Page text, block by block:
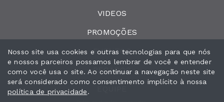
VIDEOS
PROMOÇÕES
EVENTOS
RECADOS
Nosso site usa cookies e outras tecnologias para que nós
e nossos parceiros possamos lembrar de você e entender
como você usa o site. Ao continuar a navegação neste site
será considerado como consentimento implícito à nossa
política de privacidade.